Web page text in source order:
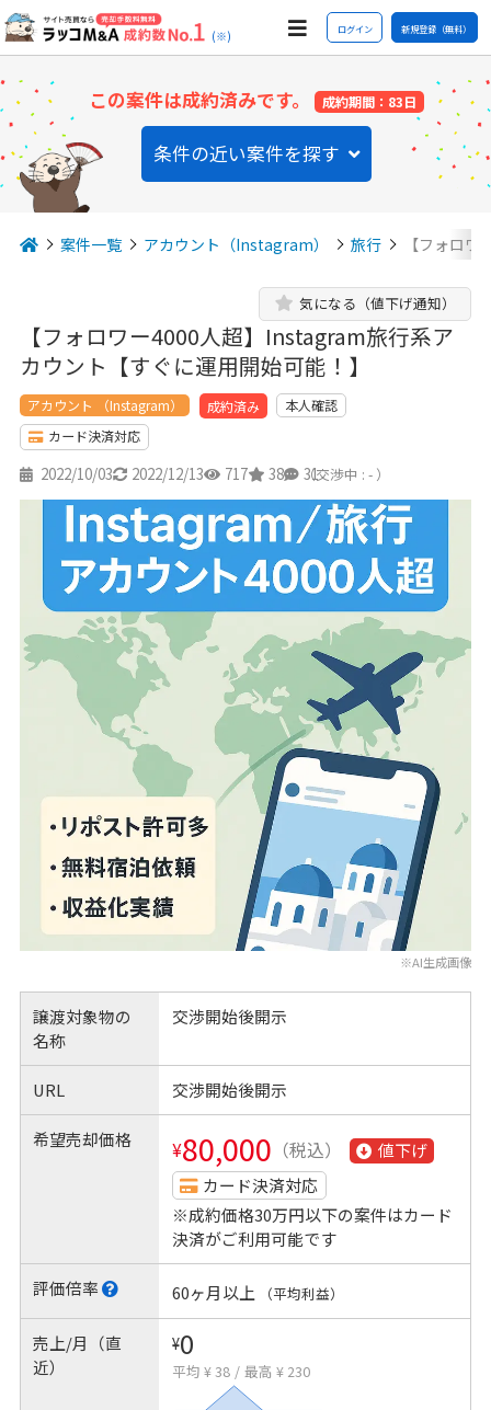
(※) ログイン 新規登録（無料）
この案件は成約済みです。 成約期間：83日
条件の近い案件を探す
案件一覧 アカウント（Instagram） 旅行 【フォロ
【フォロワー4000人超】Instagram旅行系ア
カウント【すぐに運用開始可能！】
気になる（値下げ通知）
アカウント （Instagram） 成約済み
本人確認
カード決済対応
2022/10/03 2022/12/13 717 38 31
（交渉中 : - ）
※AI生成画像
譲渡対象物の
名称
交渉開始後開示
URL 交渉開始後開示
希望売却価格 ¥80,000 （税込）
値下げ
カード決済対応
※成約価格30万円以下の案件はカード
決済がご利用可能です
評価倍率 60ヶ月以上 （平均利益）
売上/月（直
近）
¥0
平均 ¥ 38 / 最高 ¥ 230